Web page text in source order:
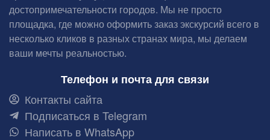
достопримечательности городов. Мы не просто
площадка, где можно оформить заказ экскурсий всего в
несколько кликов в разных странах мира, мы делаем
ваши мечты реальностью.
Телефон и почта для связи
Контакты сайта
Подписаться в Telegram
Написать в WhatsApp